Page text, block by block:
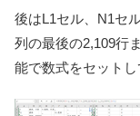
後はL1セル、N1セ
列の最後の2,109行
能で数式をセットし